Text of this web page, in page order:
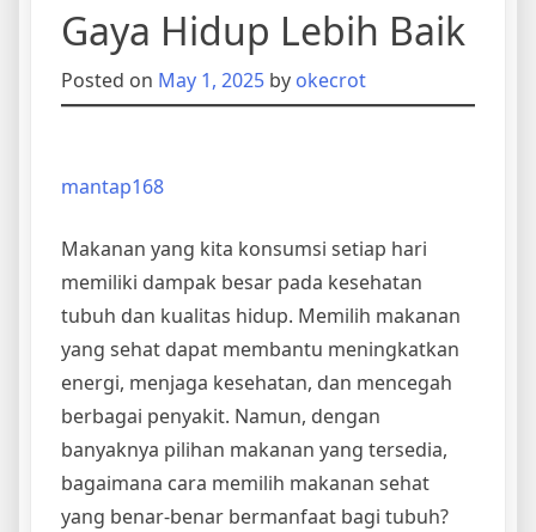
Gaya Hidup Lebih Baik
Posted on May 1, 2025 by okecrot
mantap168
Makanan yang kita konsumsi setiap hari
memiliki dampak besar pada kesehatan
tubuh dan kualitas hidup. Memilih makanan
yang sehat dapat membantu meningkatkan
energi, menjaga kesehatan, dan mencegah
berbagai penyakit. Namun, dengan
banyaknya pilihan makanan yang tersedia,
bagaimana cara memilih makanan sehat
yang benar-benar bermanfaat bagi tubuh?